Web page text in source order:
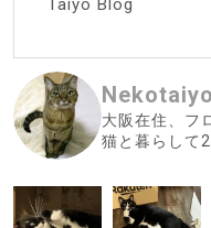
Taiyo Blog
Nekotaiyo
大阪在住、フ
猫と暮らして